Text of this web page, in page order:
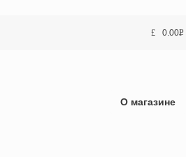
0.00Р
О магазине